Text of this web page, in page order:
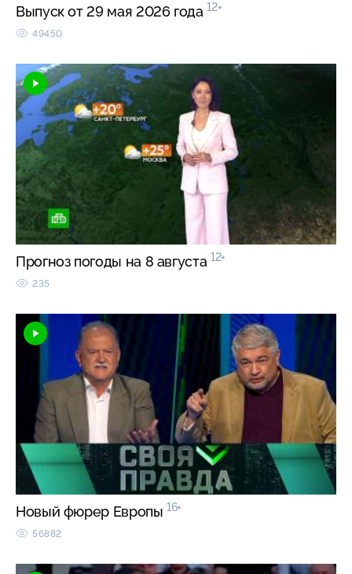
Выпуск от 29 мая 2026 года 12+
49450
Прогноз погоды на 8 августа 12+
235
Новый фюрер Европы 16+
56882